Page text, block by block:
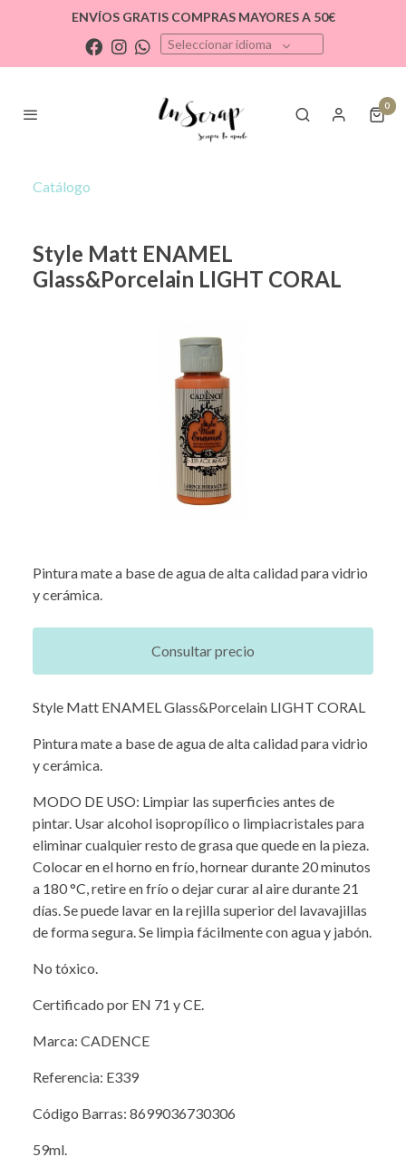
ENVÍOS GRATIS COMPRAS MAYORES A 50€
Seleccionar idioma
0
Catálogo
Style Matt ENAMEL
Glass&Porcelain LIGHT CORAL
Pintura mate a base de agua de alta calidad para vidrio
y cerámica.
Consultar precio
Style Matt ENAMEL Glass&Porcelain LIGHT CORAL
Pintura mate a base de agua de alta calidad para vidrio
y cerámica.
MODO DE USO: Limpiar las superficies antes de
pintar. Usar alcohol isopropílico o limpiacristales para
eliminar cualquier resto de grasa que quede en la pieza.
Colocar en el horno en frío, hornear durante 20 minutos
a 180 °C, retire en frío o dejar curar al aire durante 21
días. Se puede lavar en la rejilla superior del lavavajillas
de forma segura. Se limpia fácilmente con agua y jabón.
No tóxico.
Certificado por EN 71 y CE.
Marca: CADENCE
Referencia: E339
Código Barras: 8699036730306
59ml.